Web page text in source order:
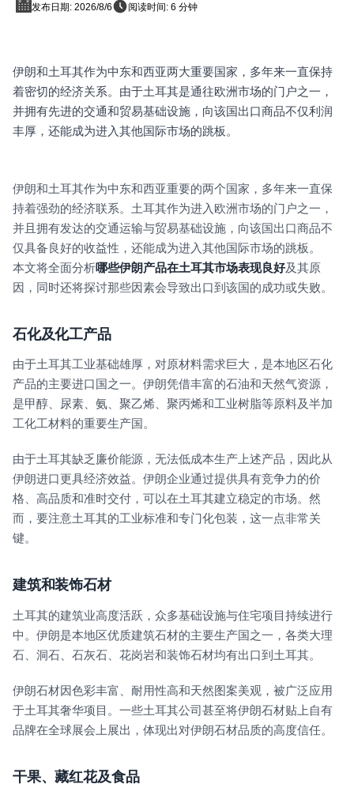
发布日期: 2026/8/6 阅读时间: 6 分钟
伊朗和土耳其作为中东和西亚两大重要国家，多年来一直保持
着密切的经济关系。由于土耳其是通往欧洲市场的门户之一，
并拥有先进的交通和贸易基础设施，向该国出口商品不仅利润
丰厚，还能成为进入其他国际市场的跳板。
伊朗和土耳其作为中东和西亚重要的两个国家，多年来一直保
持着强劲的经济联系。土耳其作为进入欧洲市场的门户之一，
并且拥有发达的交通运输与贸易基础设施，向该国出口商品不
仅具备良好的收益性，还能成为进入其他国际市场的跳板。
本文将全面分析哪些伊朗产品在土耳其市场表现良好及其原
因，同时还将探讨那些因素会导致出口到该国的成功或失败。
石化及化工产品
由于土耳其工业基础雄厚，对原材料需求巨大，是本地区石化
产品的主要进口国之一。伊朗凭借丰富的石油和天然气资源，
是甲醇、尿素、氨、聚乙烯、聚丙烯和工业树脂等原料及半加
工化工材料的重要生产国。
由于土耳其缺乏廉价能源，无法低成本生产上述产品，因此从
伊朗进口更具经济效益。伊朗企业通过提供具有竞争力的价
格、高品质和准时交付，可以在土耳其建立稳定的市场。然
而，要注意土耳其的工业标准和专门化包装，这一点非常关
键。
建筑和装饰石材
土耳其的建筑业高度活跃，众多基础设施与住宅项目持续进行
中。伊朗是本地区优质建筑石材的主要生产国之一，各类大理
石、洞石、石灰石、花岗岩和装饰石材均有出口到土耳其。
伊朗石材因色彩丰富、耐用性高和天然图案美观，被广泛应用
于土耳其奢华项目。一些土耳其公司甚至将伊朗石材贴上自有
品牌在全球展会上展出，体现出对伊朗石材品质的高度信任。
干果、藏红花及食品